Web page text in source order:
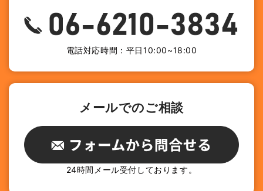
電話対応時間：平日10:00~18:00
メールでのご相談
24時間メール受付しております。